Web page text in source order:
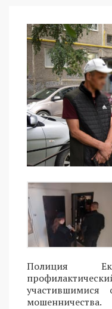
Полиция
участившимися
мошенничества.